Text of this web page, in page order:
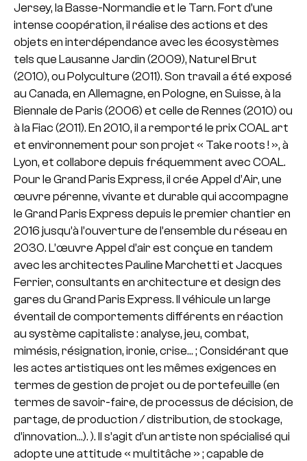
Jersey, la Basse-Normandie et le Tarn. Fort d’une
intense coopération, il réalise des actions et des
objets en interdépendance avec les écosystèmes
tels que Lausanne Jardin (2009), Naturel Brut
(2010), ou Polyculture (2011). Son travail a été exposé
au Canada, en Allemagne, en Pologne, en Suisse, à la
Biennale de Paris (2006) et celle de Rennes (2010) ou
à la Fiac (2011). En 2010, il a remporté le prix COAL art
et environnement pour son projet « Take roots ! », à
Lyon, et collabore depuis fréquemment avec COAL.
Pour le Grand Paris Express, il crée Appel d’Air, une
œuvre pérenne, vivante et durable qui accompagne
le Grand Paris Express depuis le premier chantier en
2016 jusqu’à l’ouverture de l’ensemble du réseau en
2030. L’œuvre Appel d’air est conçue en tandem
avec les architectes Pauline Marchetti et Jacques
Ferrier, consultants en architecture et design des
gares du Grand Paris Express. Il véhicule un large
éventail de comportements différents en réaction
au système capitaliste : analyse, jeu, combat,
mimésis, résignation, ironie, crise… ; Considérant que
les actes artistiques ont les mêmes exigences en
termes de gestion de projet ou de portefeuille (en
termes de savoir-faire, de processus de décision, de
partage, de production / distribution, de stockage,
d’innovation…). ). Il s’agit d’un artiste non spécialisé qui
adopte une attitude « multitâche » ; capable de